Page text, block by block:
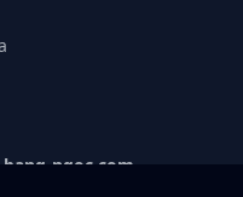
bang-ngoc.com